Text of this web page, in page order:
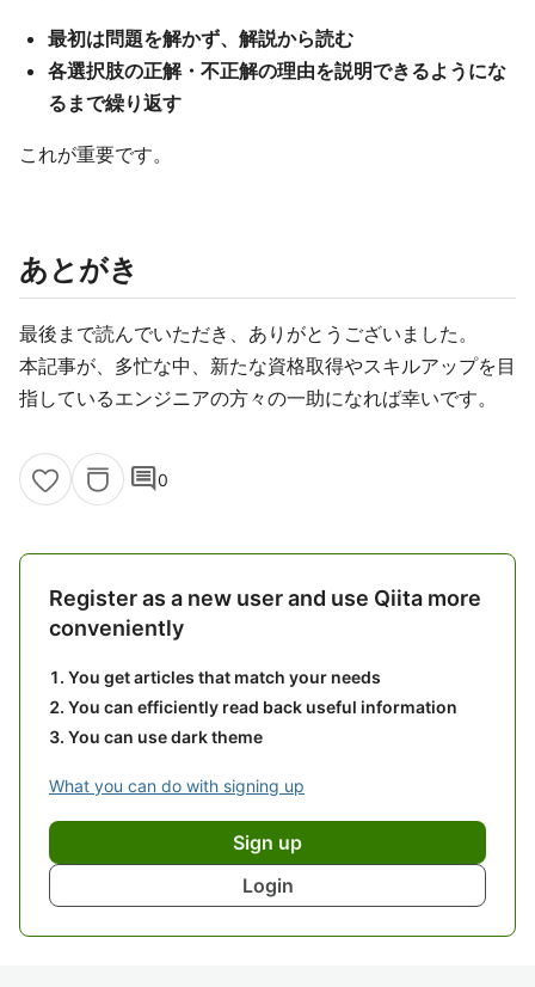
最初は問題を解かず、解説から読む
各選択肢の正解・不正解の理由を説明できるようにな
るまで繰り返す
これが重要です。
あとがき
最後まで読んでいただき、ありがとうございました。
本記事が、多忙な中、新たな資格取得やスキルアップを目
指しているエンジニアの方々の一助になれば幸いです。
comment0
Register as a new user and use Qiita more
conveniently
You get articles that match your needs
You can efficiently read back useful information
You can use dark theme
What you can do with signing up
Sign up
Login